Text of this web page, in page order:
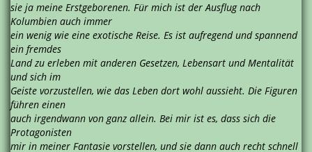
sie ja meine Erstgeborenen. Für mich ist der Ausflug nach
Kolumbien auch immer
ein wenig wie eine exotische Reise. Es ist aufregend und spannend
ein fremdes
Land zu erleben mit anderen Gesetzen, Lebensart und Mentalität
und sich im
Geiste vorzustellen, wie das Leben dort wohl aussieht. Die Figuren
führen einen
auch irgendwann von ganz allein. Bei mir ist es, dass sich die
Protagonisten
mir in meiner Fantasie vorstellen, und sie dann auch recht schnell